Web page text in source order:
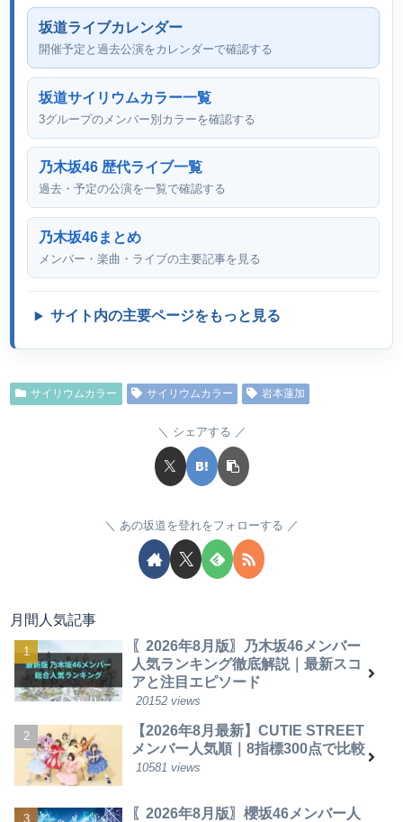
坂道ライブカレンダー
開催予定と過去公演をカレンダーで確認する
坂道サイリウムカラー一覧
3グループのメンバー別カラーを確認する
乃木坂46 歴代ライブ一覧
過去・予定の公演を一覧で確認する
乃木坂46まとめ
メンバー・楽曲・ライブの主要記事を見る
サイト内の主要ページをもっと見る
サイリウムカラー サイリウムカラー 岩本蓮加
シェアする
あの坂道を登れをフォローする
月間人気記事
〖2026年8月版〗乃木坂46メンバー
人気ランキング徹底解説｜最新スコ
アと注目エピソード
20152 views
【2026年8月最新】CUTIE STREET
メンバー人気順｜8指標300点で比較
10581 views
〖2026年8月版〗櫻坂46メンバー人